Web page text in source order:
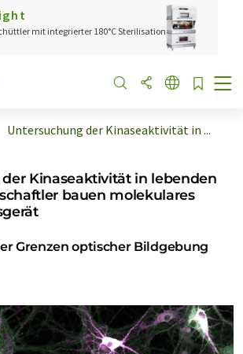
mit integrierter 180°C Sterilisation
Untersuchung der Kinaseaktivität in ...
Kinaseaktivität in lebenden
bauen molekulares
Grenzen optischer Bildgebung